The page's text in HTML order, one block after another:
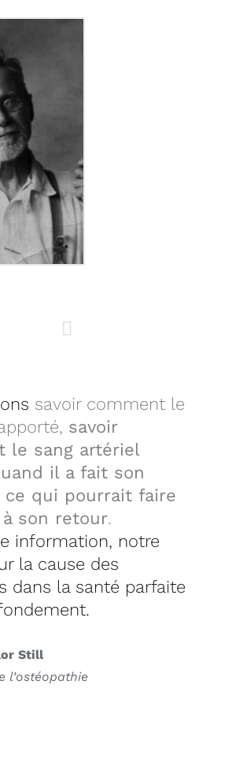
savoir comment le
savoir
le sang artériel
il a fait son
ce qui pourrait faire
son retour.
information, notre
la cause des
dans la santé parfaite
Still
l’ostéopathie